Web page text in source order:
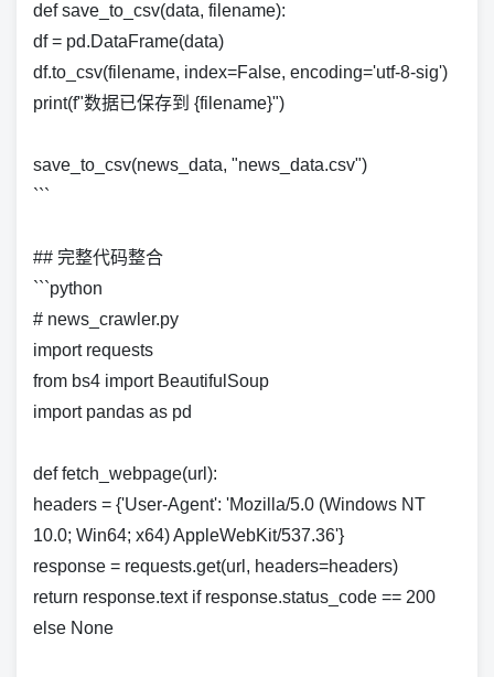
def save_to_csv(data, filename):
df = pd.DataFrame(data)
df.to_csv(filename, index=False, encoding='utf-8-sig')
print(f"数据已保存到 {filename}")
save_to_csv(news_data, "news_data.csv")
```
## 完整代码整合
```python
# news_crawler.py
import requests
from bs4 import BeautifulSoup
import pandas as pd
def fetch_webpage(url):
headers = {'User-Agent': 'Mozilla/5.0 (Windows NT
10.0; Win64; x64) AppleWebKit/537.36'}
response = requests.get(url, headers=headers)
return response.text if response.status_code == 200
else None